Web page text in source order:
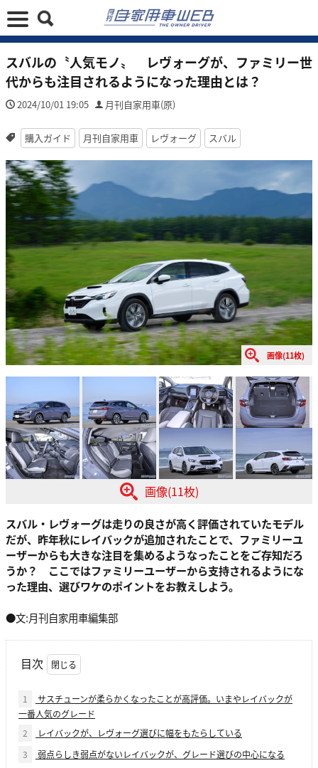
スバルの〝人気モノ〟 レヴォーグが、ファミリー世
代からも注目されるようになった理由とは？
2024/10/01 19:05 月刊自家用車(原)
購入ガイド 月刊自家用車 レヴォーグ スバル
画像(11枚)
画像(11枚)
スバル・レヴォーグは走りの良さが高く評価されていたモデル
だが、昨年秋にレイバックが追加されたことで、ファミリーユ
ーザーからも大きな注目を集めるようなったことをご存知だろ
うか？ ここではファミリーユーザーから支持されるようにな
った理由、選びワケのポイントをお教えしよう。
●文:月刊自家用車編集部
目次
1
サスチューンが柔らかくなったことが高評価。いまやレイバックが
一番人気のグレード
2
レイバックが、レヴォーグ選びに幅をもたらしている
3
弱点らしき弱点がないレイバックが、グレード選びの中心になる